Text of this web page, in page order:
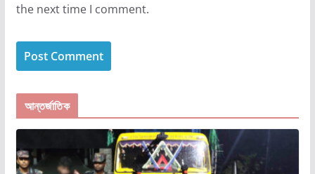
the next time I comment.
আন্তর্জাতিক